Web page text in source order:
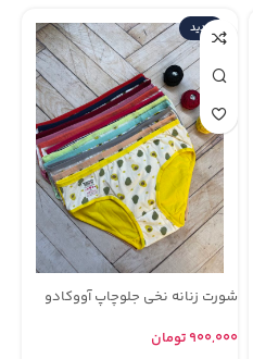
جدید
شورت زنانه نخی جلوچاپ آووکادو
تایی )
۹۰۰,۰۰۰تومان